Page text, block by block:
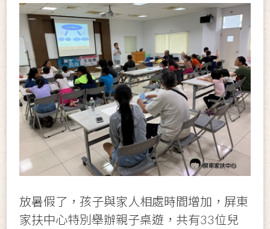
放暑假了，孩子與家人相處時間增加，屏東
家扶中心特別舉辦親子桌遊，共有33位兒